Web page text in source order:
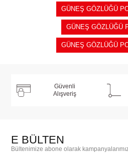
GÜNEŞ GÖZLÜĞÜ
GÜNEŞ GÖZLÜĞÜ
GÜNEŞ GÖZLÜĞÜ
Güvenli
Alışveriş
E BÜLTEN
Bültenimize abone olarak